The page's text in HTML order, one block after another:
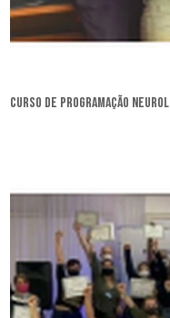
curso de programação